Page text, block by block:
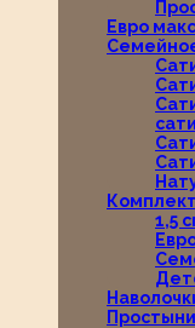
Евро
1,5
Простыни